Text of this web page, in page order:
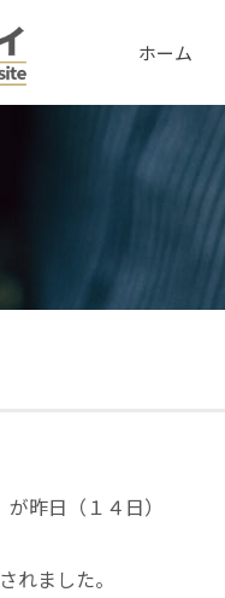
ホーム
昨日（１４日）
れました。